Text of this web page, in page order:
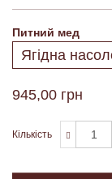
Питний мед
945,00 грн
Кількість